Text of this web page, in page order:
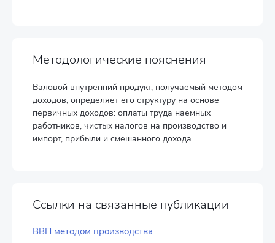
Методологические пояснения
Валовой внутренний продукт, получаемый методом
доходов, определяет его структуру на основе
первичных доходов: оплаты труда наемных
работников, чистых налогов на производство и
импорт, прибыли и смешанного дохода.
Ссылки на связанные публикации
ВВП методом производства